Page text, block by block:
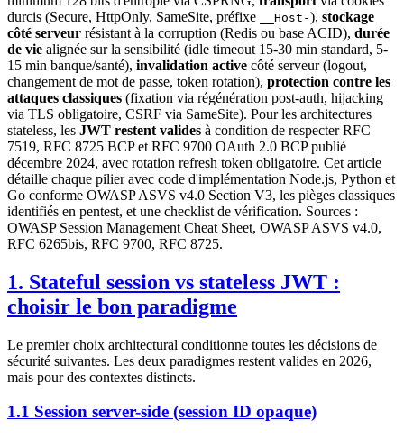
durcis (Secure, HttpOnly, SameSite, préfixe
__Host-), stockage
côté serveur résistant à la corruption (Redis ou base ACID), durée
de vie alignée sur la sensibilité (idle timeout 15-30 min standard, 5-
15 min banque/santé), invalidation active côté serveur (logout,
changement de mot de passe, token rotation), protection contre les
attaques classiques (fixation via régénération post-auth, hijacking
via TLS obligatoire, CSRF via SameSite). Pour les architectures
stateless, les JWT restent valides à condition de respecter RFC
7519, RFC 8725 BCP et RFC 9700 OAuth 2.0 BCP publié
décembre 2024, avec rotation refresh token obligatoire. Cet article
détaille chaque pilier avec code d'implémentation Node.js, Python et
Go conforme OWASP ASVS v4.0 Section V3, les pièges classiques
identifiés en pentest, et une checklist de vérification. Sources :
OWASP Session Management Cheat Sheet, OWASP ASVS v4.0,
RFC 6265bis, RFC 9700, RFC 8725.
1. Stateful session vs stateless JWT :
choisir le bon paradigme
Le premier choix architectural conditionne toutes les décisions de
sécurité suivantes. Les deux paradigmes restent valides en 2026,
mais pour des contextes distincts.
1.1 Session server-side (session ID opaque)